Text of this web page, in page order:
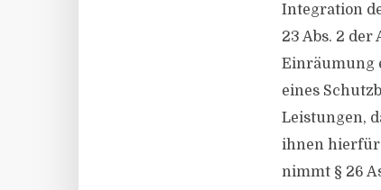
Integration
23 Abs. 2
Einräumung
eines
Leistungen,
ihnen hierfür
nimmt § 26